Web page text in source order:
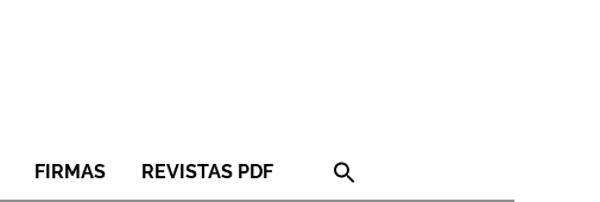
FIRMAS REVISTAS PDF